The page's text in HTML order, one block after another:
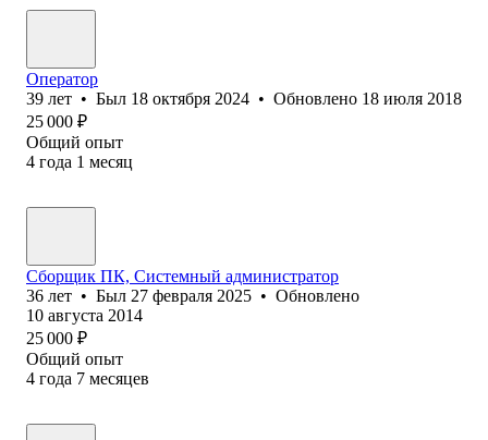
Оператор
39 лет • Был 18 октября 2024 • Обновлено 18 июля 2018
25 000 ₽
Общий опыт
4 года 1 месяц
Сборщик ПК, Системный администратор
36 лет • Был 27 февраля 2025 • Обновлено
10 августа 2014
25 000 ₽
Общий опыт
4 года 7 месяцев